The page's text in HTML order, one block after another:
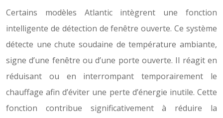
Certains modèles Atlantic intègrent une fonction
intelligente de détection de fenêtre ouverte. Ce système
détecte une chute soudaine de température ambiante,
signe d’une fenêtre ou d’une porte ouverte. Il réagit en
réduisant ou en interrompant temporairement le
chauffage afin d’éviter une perte d’énergie inutile. Cette
fonction contribue significativement à réduire la